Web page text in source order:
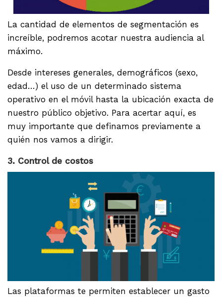
La cantidad de elementos de segmentación es
increíble, podremos acotar nuestra audiencia al
máximo.
Desde intereses generales, demográficos (sexo,
edad…) el uso de un determinado sistema
operativo en el móvil hasta la ubicación exacta de
nuestro público objetivo. Para acertar aquí, es
muy importante que definamos previamente a
quién nos vamos a dirigir.
3. Control de costos
Las plataformas te permiten establecer un gasto